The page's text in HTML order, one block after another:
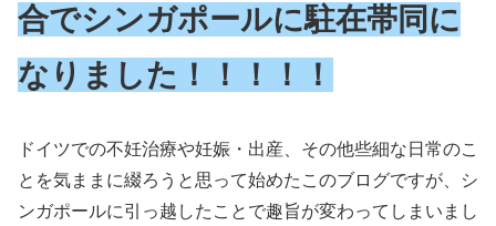
合でシンガポールに駐在帯同 に
なりました ！！！ ！！
ドイツでの不妊治療や妊娠・出産、その他些細な日常のこ
とを気ままに綴ろうと思って始めたこのブログですが、シ
ンガポールに引っ越したことで趣旨が変わってしまいまし